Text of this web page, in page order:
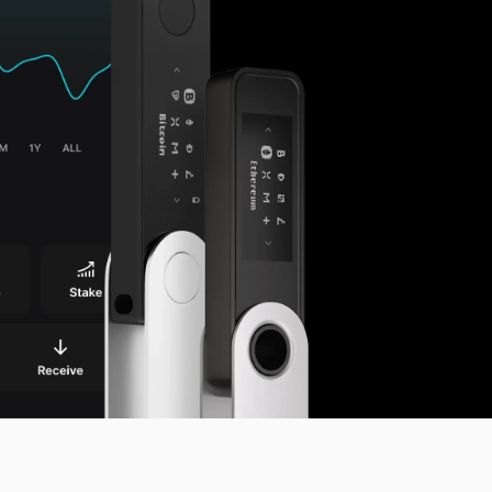
Comparer les signers
Ledger
Cryptos prises en charge
Qu’est-ce qu’un wallet crypto ?